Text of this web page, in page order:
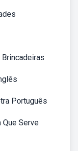
Português
Que Serve